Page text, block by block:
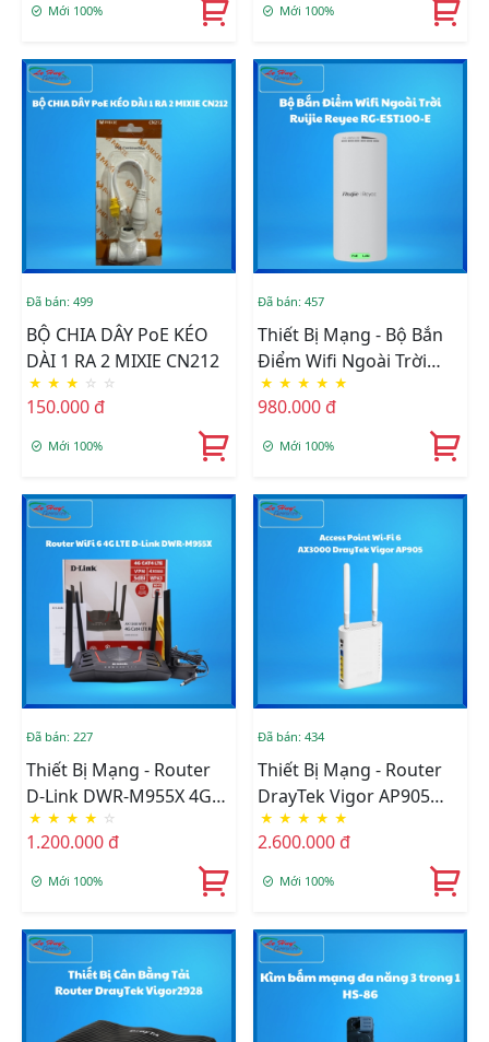
Mới 100% Mới 100%
Đã bán: 499
BỘ CHIA DÂY PoE KÉO
DÀI 1 RA 2 MIXIE CN212
★ ★ ★ ☆ ☆
150.000 đ
Mới 100%
Đã bán: 457
Thiết Bị Mạng - Bộ Bắn
Điểm Wifi Ngoài Trời
Ruijie Reyee RG-EST100-
E
★ ★ ★ ★ ★
980.000 đ
Mới 100%
Đã bán: 227
Thiết Bị Mạng - Router
D-Link DWR-M955X 4G
LTE Wi-Fi 6 AX1500
Gigabit Mobile Router
★ ★ ★ ★ ☆
1.200.000 đ
Mới 100%
Đã bán: 434
Thiết Bị Mạng - Router
DrayTek Vigor AP905
Access Point Wi-Fi 6
AX3000, LAN 2.5G PoE+,
Mesh Wi-Fi & Roaming
★ ★ ★ ★ ★
2.600.000 đ
Mới 100%